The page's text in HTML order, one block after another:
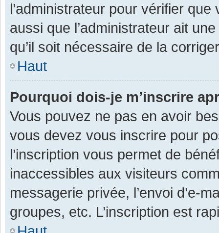
l’administrateur pour vérifier
aussi que l’administrateur ait
qu’il soit nécessaire de la
Haut
Pourquoi dois-je m’inscrire
Vous pouvez ne pas en avoir
vous devez vous inscrire pour
l’inscription vous permet de
inaccessibles aux visiteurs
messagerie privée, l’envoi d’e-
groupes, etc. L’inscription est